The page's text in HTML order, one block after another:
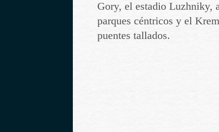
Gory, el estadio Luzhniky,
parques céntricos y el
puentes tallados.